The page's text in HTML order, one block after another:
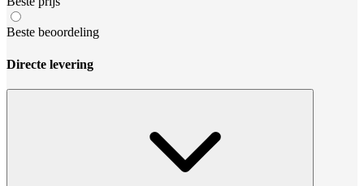
Beste beoordeling
Directe levering